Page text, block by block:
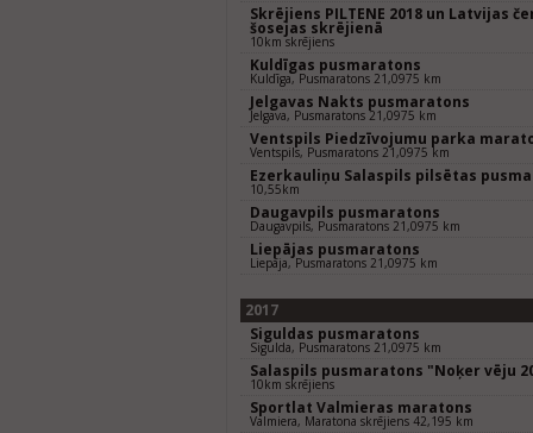
Skrējiens PILTENE 2018 un Latvijas
šosejas skrējienā
10km skrējiens
Kuldīgas pusmaratons
Kuldīga, Pusmaratons 21,0975 km
Jelgavas Nakts pusmaratons
Jelgava, Pusmaratons 21,0975 km
Ventspils Piedzīvojumu parka
Ventspils, Pusmaratons 21,0975 km
Ezerkauliņu Salaspils pilsētas
10,55km
Daugavpils pusmaratons
Daugavpils, Pusmaratons 21,0975 km
Liepājas pusmaratons
Liepāja, Pusmaratons 21,0975 km
2017
Siguldas pusmaratons
Sigulda, Pusmaratons 21,0975 km
Salaspils pusmaratons "Noķer vēju
10km skrējiens
Sportlat Valmieras maratons
Valmiera, Maratona skrējiens 42,195 km